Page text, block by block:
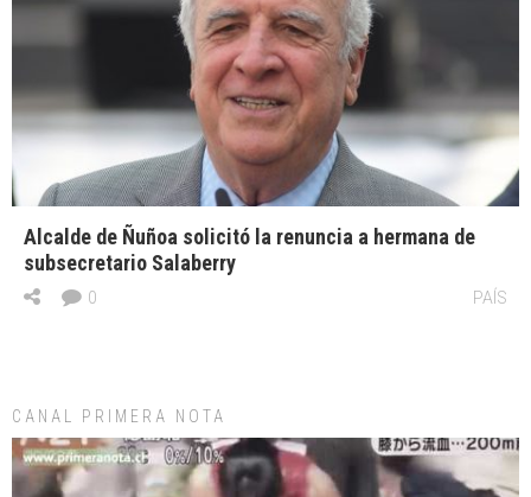
Alcalde de Ñuñoa solicitó la renuncia a hermana de
subsecretario Salaberry
PAÍS
0
CANAL PRIMERA NOTA